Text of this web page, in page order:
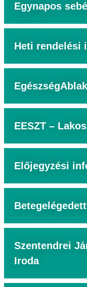
Egynapos
Heti rendelési
EgészségAblak
EESZT –
Előjegyzési
Szentendrei
Iroda